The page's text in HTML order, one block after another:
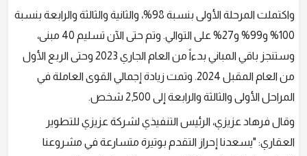
واكتملت المرحلة الأولى بنسبة 98%، والثانية والثالثة والرابعة بنسبة
100% و99% و27% على التوالي. وتم حتى الآن تسليم 40 مبنى،
وستنجز باقي المباني بدءاً من العام الجاري 2023 وحتى الربع الأول
من العام المقبل 2024. وتمت زيادة إجمالي القوى العاملة في
المراحل الأولى والثالثة والرابعة إلى 2,500 شخص.
وقال فرهاد عزيزي، الرئيس التنفيذي لشركة عزيزي للتطوير
العقاري: "يسعدنا إحراز التقدم بوتيرة متسارعة في مشروعنا